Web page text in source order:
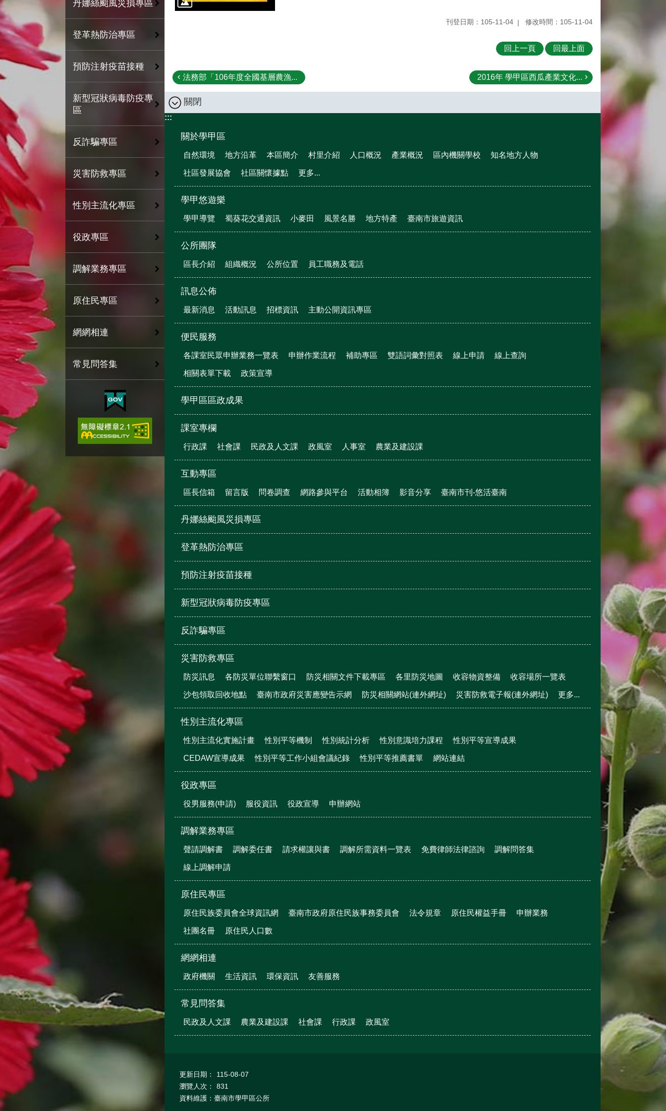
丹娜絲颱風災損專區
登革熱防治專區
預防注射疫苗接種
新型冠狀病毒防疫專
區
反詐騙專區
災害防救專區
性別主流化專區
役政專區
調解業務專區
原住民專區
網網相連
常見問答集
刊登日期：105-11-04 修改時間：105-11-04
回上一頁 回最上面
法務部「106年度全國基層農漁... 2016年 學甲區西瓜產業文化...
關閉
:::
關於學甲區
自然環境 地方沿革 本區簡介 村里介紹 人口概況 產業概況 區內機關學校 知名地方人物
社區發展協會 社區關懷據點 更多...
學甲悠遊樂
學甲導覽 蜀葵花交通資訊 小麥田 風景名勝 地方特產 臺南市旅遊資訊
公所團隊
區長介紹 組織概況 公所位置 員工職務及電話
訊息公佈
最新消息 活動訊息 招標資訊 主動公開資訊專區
便民服務
各課室民眾申辦業務一覽表 申辦作業流程 補助專區 雙語詞彙對照表 線上申請 線上查詢
相關表單下載 政策宣導
學甲區區政成果
課室專欄
行政課 社會課 民政及人文課 政風室 人事室 農業及建設課
互動專區
區長信箱 留言版 問卷調查 網路參與平台 活動相簿 影音分享 臺南市刊-悠活臺南
丹娜絲颱風災損專區
登革熱防治專區
預防注射疫苗接種
新型冠狀病毒防疫專區
反詐騙專區
災害防救專區
防災訊息 各防災單位聯繫窗口 防災相關文件下載專區 各里防災地圖 收容物資整備 收容場所一覽表
沙包領取回收地點 臺南市政府災害應變告示網 防災相關網站(連外網址) 災害防救電子報(連外網址) 更多...
性別主流化專區
性別主流化實施計畫 性別平等機制 性別統計分析 性別意識培力課程 性別平等宣導成果
CEDAW宣導成果 性別平等工作小組會議紀錄 性別平等推薦書單 網站連結
役政專區
役男服務(申請) 服役資訊 役政宣導 申辦網站
調解業務專區
聲請調解書 調解委任書 請求權讓與書 調解所需資料一覽表 免費律師法律諮詢 調解問答集
線上調解申請
原住民專區
原住民族委員會全球資訊網 臺南市政府原住民族事務委員會 法令規章 原住民權益手冊 申辦業務
社團名冊 原住民人口數
網網相連
政府機關 生活資訊 環保資訊 友善服務
常見問答集
民政及人文課 農業及建設課 社會課 行政課 政風室
更新日期：
115-08-07
瀏覽人次：
831
資料維護：臺南市學甲區公所